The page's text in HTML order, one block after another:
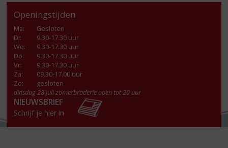
Openingstijden
Ma:
Gesloten
Di:
9.30-17.30 uur
Wo:
9.30-17.30 uur
Do:
9.30-17.30 uur
Vr:
9.30-17.30 uur
Za:
09.30-17.00 uur
Zo:
gesloten
dinsdag 28 juli zomerbraderie open tot 20 uur
NIEUWSBRIEF
Schrijf je hier in